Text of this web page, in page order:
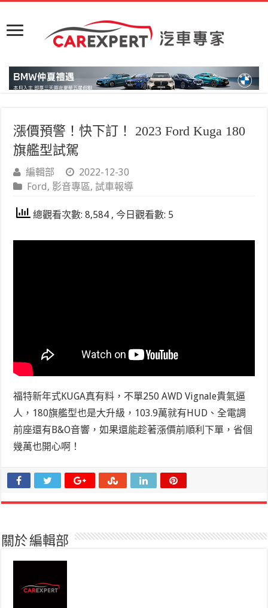
漲價預警！快下訂！ 2023 Ford Kuga 180
旗艦型試駕
編輯部
2022-12-30
Ford, 影音專區,試車報導
總觀看次數: 8,584 , 今日觀看數: 5
福特新年式KUGA真有料，不單250 AWD Vignale貴氣逼
人，180旗艦型也是大升級，103.9萬就有HUD、全電調
前座還有B&O音響，如果還能趁著漲價前順利下單，省個
幾萬也開心啊！
關於 編輯部